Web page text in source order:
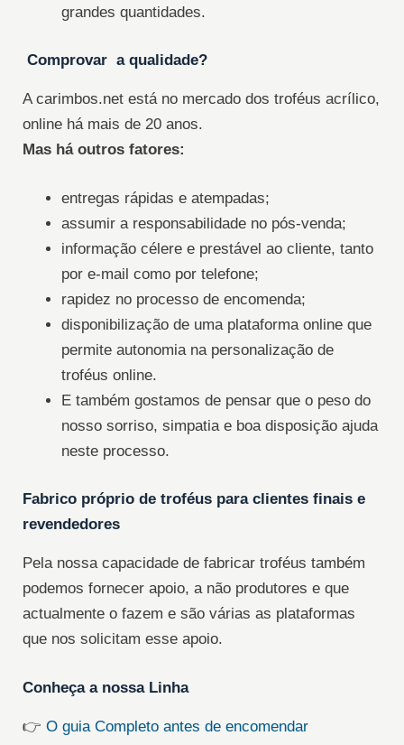
grandes quantidades.
Comprovar a qualidade?
A carimbos.net está no mercado dos troféus acrílico,
online há mais de 20 anos.
Mas há outros fatores:
entregas rápidas e atempadas;
assumir a responsabilidade no pós-venda;
informação célere e prestável ao cliente, tanto
por e-mail como por telefone;
rapidez no processo de encomenda;
disponibilização de uma plataforma online que
permite autonomia na personalização de
troféus online.
E também gostamos de pensar que o peso do
nosso sorriso, simpatia e boa disposição ajuda
neste processo.
Fabrico próprio de troféus para clientes finais e
revendedores
Pela nossa capacidade de fabricar troféus também
podemos fornecer apoio, a não produtores e que
actualmente o fazem e são várias as plataformas
que nos solicitam esse apoio.
Conheça a nossa Linha
👉 O guia Completo antes de encomendar